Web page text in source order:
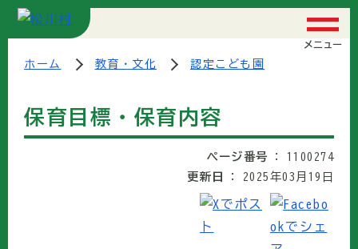
メニュー
ホーム 教育・文化 認定こども園
保育目標・保育内容
ページ番号
1100274
更新日
2025年03月19日